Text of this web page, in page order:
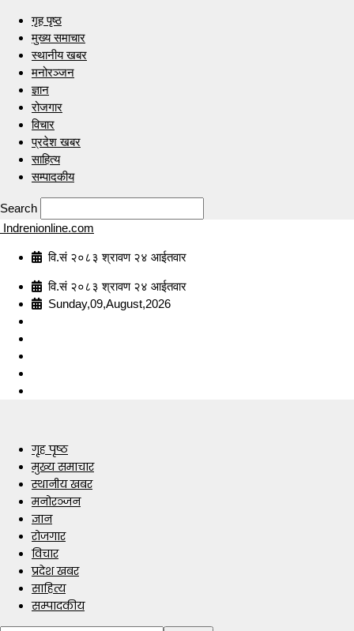
गृह पृष्ठ
मुख्य समाचार
स्थानीय खबर
मनोरञ्जन
ज्ञान
रोजगार
विचार
प्रदेश खबर
साहित्य
सम्पादकीय
Search
Indrenionline.com
वि.सं २०८३ श्रावण २४ आईतवार
वि.सं २०८३ श्रावण २४ आईतवार
Sunday,09,August,2026
गृह पृष्ठ
मुख्य समाचार
स्थानीय खबर
मनोरञ्जन
ज्ञान
रोजगार
विचार
प्रदेश खबर
साहित्य
सम्पादकीय